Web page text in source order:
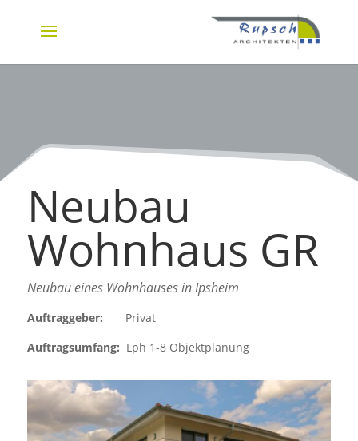
Neubau
Wohnhaus GR
Neubau eines Wohnhauses in Ipsheim
Auftraggeber: Privat
Auftragsumfang: Lph 1-8 Objektplanung